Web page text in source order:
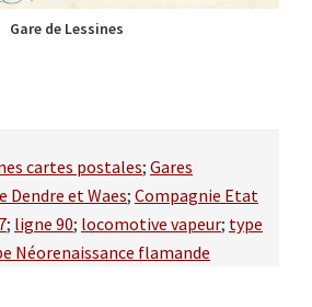
Gare de Lessines
cartes postales; Gares
Dendre et Waes; Compagnie Etat
; ligne 90; locomotive vapeur; type
Néorenaissance flamande